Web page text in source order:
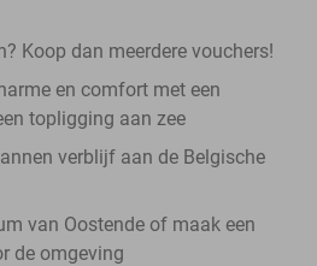
Koop dan meerdere vouchers!
en comfort met een
topligging aan zee
verblijf aan de Belgische
van Oostende of maak een
de omgeving